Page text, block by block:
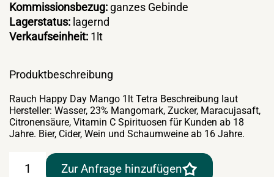
Kommissionsbezug: ganzes Gebinde
Lagerstatus: lagernd
Verkaufseinheit: 1lt
Produktbeschreibung
Rauch Happy Day Mango 1lt Tetra Beschreibung laut
Hersteller: Wasser, 23% Mangomark, Zucker, Maracujasaft,
Citronensäure, Vitamin C Spirituosen für Kunden ab 18
Jahre. Bier, Cider, Wein und Schaumweine ab 16 Jahre.
Happy
Zur Anfrage hinzufügen